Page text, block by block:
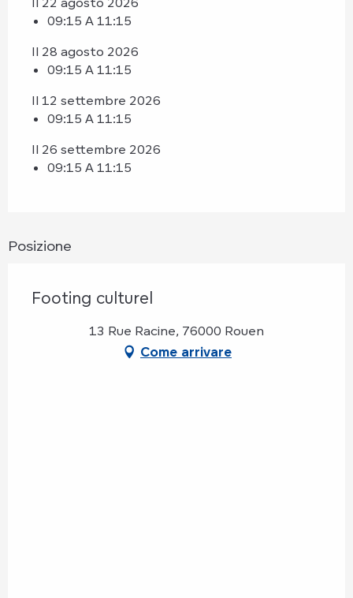
09:15 A 11:15
Il 28 agosto 2026
09:15 A 11:15
Il 12 settembre 2026
09:15 A 11:15
Il 26 settembre 2026
09:15 A 11:15
Posizione
Footing culturel
13 Rue Racine, 76000 Rouen
Come arrivare